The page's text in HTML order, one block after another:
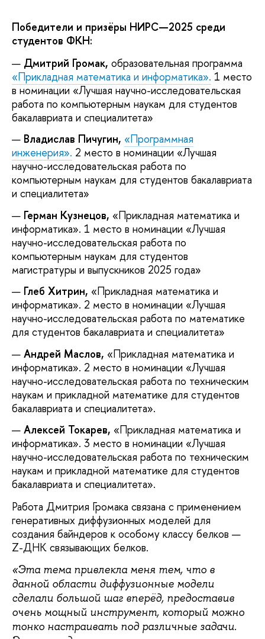
Победители и призёры НИРС—2025 среди
студентов ФКН:
Дмитрий Громак, образовательная программа
«Прикладная математика и информатика». 1 место
в номинации «Лучшая научно-исследовательская
работа по компьютерным наукам для студентов
бакалавриата и специалитета»
Владислав Пичугин, «Программная
инженерия». 2 место в номинации «Лучшая
научно-исследовательская работа по
компьютерным наукам для студентов бакалавриата
и специалитета»
Герман Кузнецов, «Прикладная математика и
информатика». 1 место в номинации «Лучшая
научно-исследовательская работа по
компьютерным наукам для студентов
магистратуры и выпускников 2025 года»
Глеб Хитрин, «Прикладная математика и
информатика». 2 место в номинации «Лучшая
научно-исследовательская работа по математике
для студентов бакалавриата и специалитета»
Андрей Маслов, «Прикладная математика и
информатика». 2 место в номинации «Лучшая
научно-исследовательская работа по техническим
наукам и прикладной математике для студентов
бакалавриата и специалитета».
Алексей Токарев, «Прикладная математика и
информатика». 3 место в номинации «Лучшая
научно-исследовательская работа по техническим
наукам и прикладной математике для студентов
бакалавриата и специалитета».
Работа Дмитрия Громака связана с применением
генеративных диффузионных моделей для
создания байндеров к особому классу белков —
Z-ДНК связывающих белков.
«Эта тема привлекла меня тем, что в
данной области диффузионные модели
сделали большой шаг вперёд, предоставив
очень мощный инструмент, который можно
тонко настраивать под различные задачи.